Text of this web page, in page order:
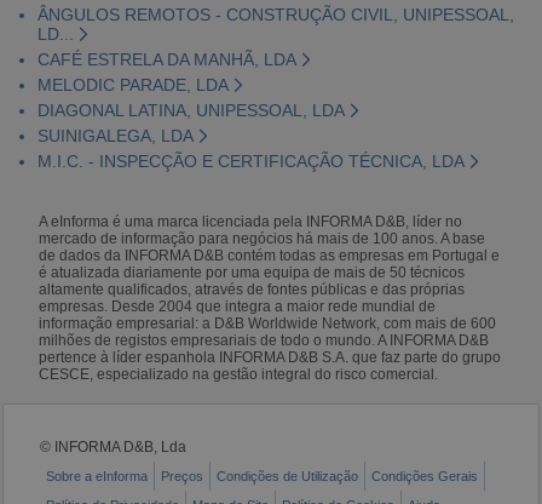
ÂNGULOS REMOTOS - CONSTRUÇÃO CIVIL, UNIPESSOAL,
LD...
CAFÉ ESTRELA DA MANHÃ, LDA
MELODIC PARADE, LDA
DIAGONAL LATINA, UNIPESSOAL, LDA
SUINIGALEGA, LDA
M.I.C. - INSPECÇÃO E CERTIFICAÇÃO TÉCNICA, LDA
A eInforma é uma marca licenciada pela INFORMA D&B, líder no
mercado de informação para negócios há mais de 100 anos. A base
de dados da INFORMA D&B contém todas as empresas em Portugal e
é atualizada diariamente por uma equipa de mais de 50 técnicos
altamente qualificados, através de fontes públicas e das próprias
empresas. Desde 2004 que integra a maior rede mundial de
informação empresarial: a D&B Worldwide Network, com mais de 600
milhões de registos empresariais de todo o mundo. A INFORMA D&B
pertence à líder espanhola INFORMA D&B S.A. que faz parte do grupo
CESCE, especializado na gestão integral do risco comercial.
© INFORMA D&B, Lda
Sobre a eInforma Preços Condições de Utilização
Condições Gerais